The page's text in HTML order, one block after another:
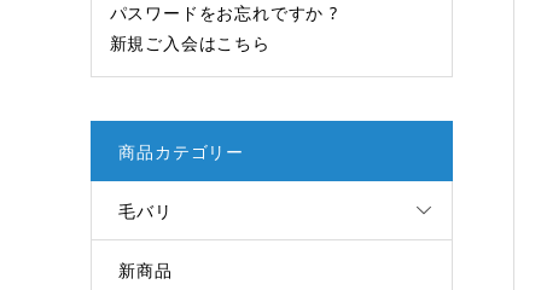
パスワードをお忘れですか ?
新規ご入会はこちら
商品カテゴリー
毛バリ
新商品